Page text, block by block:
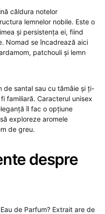
căldura notelor
lemnelor nobile. Este o
și persistența ei, fiind
Nomad se încadrează aici
patchouli și lemn
de santal sau cu tămâie și ți-
familiară. Caracterul unisex
îl fac o opțiune
exploreze aromele
de greu.
despre
de Parfum? Extrait are de